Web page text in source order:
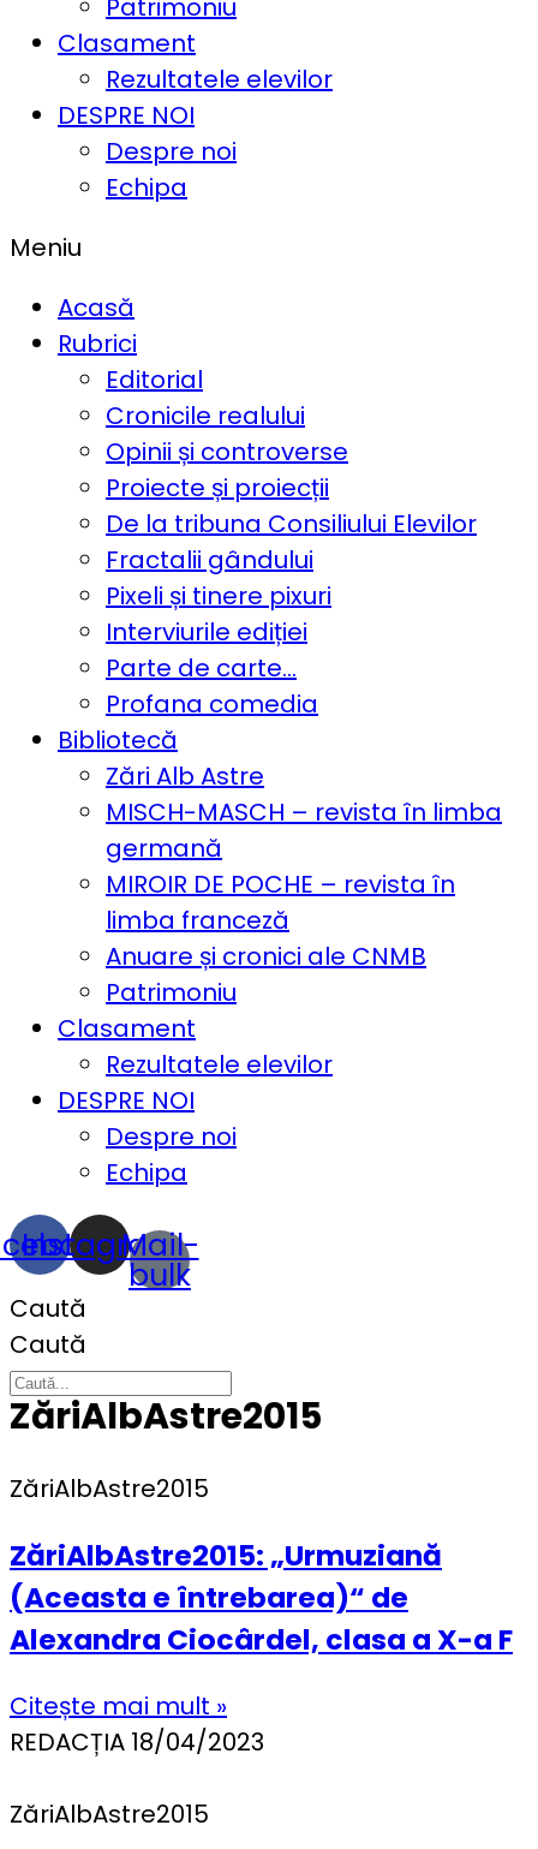
Patrimoniu
Clasament
Rezultatele elevilor
DESPRE NOI
Despre noi
Echipa
Meniu
Acasă
Rubrici
Editorial
Cronicile realului
Opinii și controverse
Proiecte și proiecții
De la tribuna Consiliului Elevilor
Fractalii gândului
Pixeli și tinere pixuri
Interviurile ediției
Parte de carte…
Profana comedia
Bibliotecă
Zări Alb Astre
MISCH-MASCH – revista în limba
germană
MIROIR DE POCHE – revista în
limba franceză
Anuare și cronici ale CNMB
Patrimoniu
Clasament
Rezultatele elevilor
DESPRE NOI
Despre noi
Echipa
Instagram
Mail-
bulk
Caută
Caută
ZăriAlbAstre2015
ZăriAlbAstre2015
ZăriAlbAstre2015: „Urmuziană
(Aceasta e întrebarea)“ de
Alexandra Ciocârdel, clasa a X-a F
Citește mai mult »
REDACȚIA 18/04/2023
ZăriAlbAstre2015